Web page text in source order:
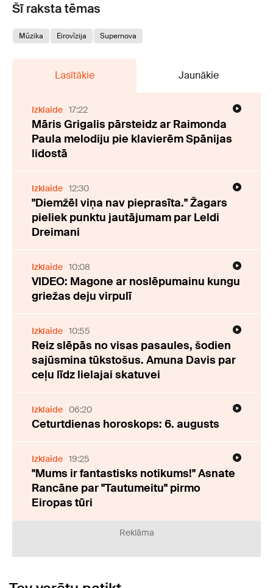
Šī raksta tēmas
Mūzika Eirovīzija Supernova
Lasītākie Jaunākie
Izklaide 17:22
Māris Grigalis pārsteidz ar Raimonda
Paula melodiju pie klavierēm Spānijas
lidostā
Izklaide 12:30
"Diemžēl viņa nav pieprasīta." Žagars
pieliek punktu jautājumam par Leldi
Dreimani
Izklaide 10:08
VIDEO: Magone ar noslēpumainu kungu
griežas deju virpulī
Izklaide 10:55
Reiz slēpās no visas pasaules, šodien
sajūsmina tūkstošus. Amuna Davis par
ceļu līdz lielajai skatuvei
Izklaide 06:20
Ceturtdienas horoskops: 6. augusts
Izklaide 19:25
"Mums ir fantastisks notikums!" Asnate
Rancāne par "Tautumeitu" pirmo
Eiropas tūri
Reklāma